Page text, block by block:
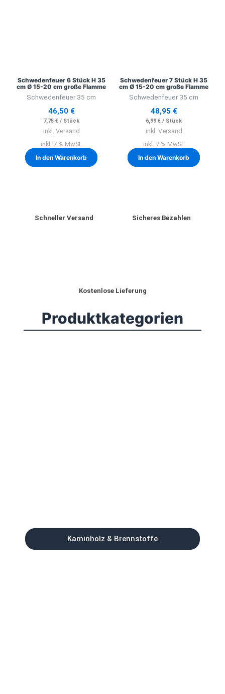
Schwedenfeuer 6 Stück H 35
cm Ø 15-20 cm große Flamme
Schwedenfeuer 35 cm
46,50 €
7,75 € / Stück
inkl. Versand
inkl. 7 % MwSt.
In den Warenkorb
Schwedenfeuer 7 Stück H 35
cm Ø 15-20 cm große Flamme
Schwedenfeuer 35 cm
48,95 €
6,99 € / Stück
inkl. Versand
inkl. 7 % MwSt.
In den Warenkorb
Schneller Versand Sicheres Bezahlen
Kostenlose Lieferung
Produktkategorien
Kaminholz & Brennstoffe